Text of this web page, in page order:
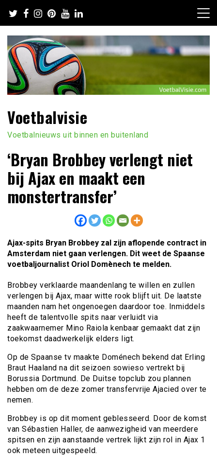
naar
de
inhoud
Voetbalvisie
Voetbalnieuws uit binnen en buitenland
‘Bryan Brobbey verlengt niet
bij Ajax en maakt een
monstertransfer’
Ajax-spits Bryan Brobbey zal zijn aflopende contract in
Amsterdam niet gaan verlengen. Dit weet de Spaanse
voetbaljournalist Oriol Domènech te melden.
Brobbey verklaarde maandenlang te willen en zullen
verlengen bij Ajax, maar witte rook blijft uit. De laatste
maanden nam het ongenoegen daardoor toe. Inmiddels
heeft de talentvolle spits naar verluidt via
zaakwaarnemer Mino Raiola kenbaar gemaakt dat zijn
toekomst daadwerkelijk elders ligt.
Op de Spaanse tv maakte Doménech bekend dat Erling
Braut Haaland na dit seizoen sowieso vertrekt bij
Borussia Dortmund. De Duitse topclub zou plannen
hebben om de deze zomer transfervrije Ajacied over te
nemen.
Brobbey is op dit moment geblesseerd. Door de komst
van Sébastien Haller, de aanwezigheid van meerdere
spitsen en zijn aanstaande vertrek lijkt zijn rol in Ajax 1
ook meteen uitgespeeld.